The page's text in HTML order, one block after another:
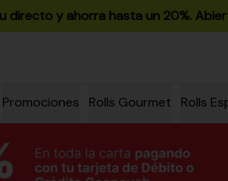
tu directo y ahorra hasta un 20%.
Promociones Rolls Gourmet Rolls